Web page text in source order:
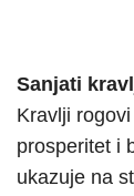
Sanjati
Kravlji
prosperitet i
ukazuje na